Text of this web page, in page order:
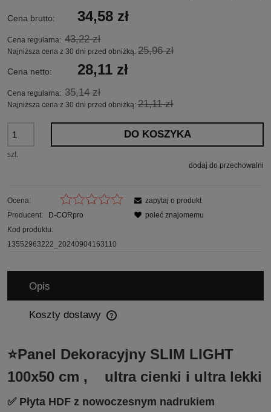
Cena brutto: 34,58 zł
Cena regularna: 43,22 zł
Najniższa cena z 30 dni przed obniżką: 25,96 zł
Cena netto: 28,11 zł
Cena regularna: 35,14 zł
Najniższa cena z 30 dni przed obniżką: 21,11 zł
szt.
DO KOSZYKA
dodaj do przechowalni
Ocena:
Producent:
D-CORpro
Kod produktu:
13552963222_20240904163110
zapytaj o produkt
poleć znajomemu
Opis
Koszty dostawy
Cena nie zawiera ewentualnych kosztów płatności
⭐Panel Dekoracyjny SLIM LIGHT
100x50 cm , ultra cienki i ultra lekki
✅ Płyta HDF z nowoczesnym nadrukiem